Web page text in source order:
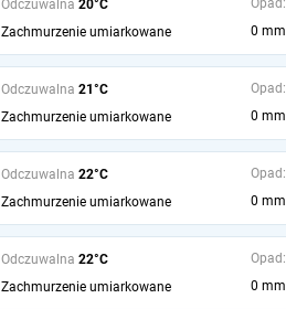
Odczuwalna 20°C
Zachmurzenie umiarkowane
Opad:
0 mm
Odczuwalna 21°C
Zachmurzenie umiarkowane
Opad:
0 mm
Odczuwalna 22°C
Zachmurzenie umiarkowane
Opad:
0 mm
Odczuwalna 22°C
Zachmurzenie umiarkowane
Opad:
0 mm